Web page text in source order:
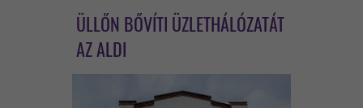
ÜLLŐN BŐVÍTI ÜZLETHÁLÓZATÁT
AZ ALDI